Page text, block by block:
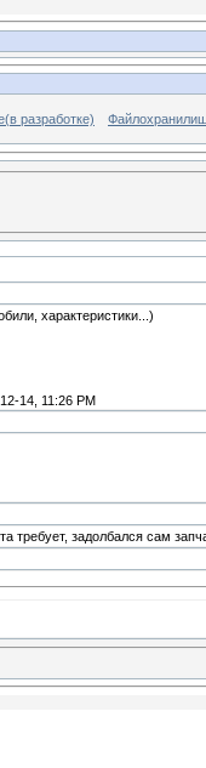
разработке)
характеристики...)
14, 11:26 PM
требует, задолбался сам